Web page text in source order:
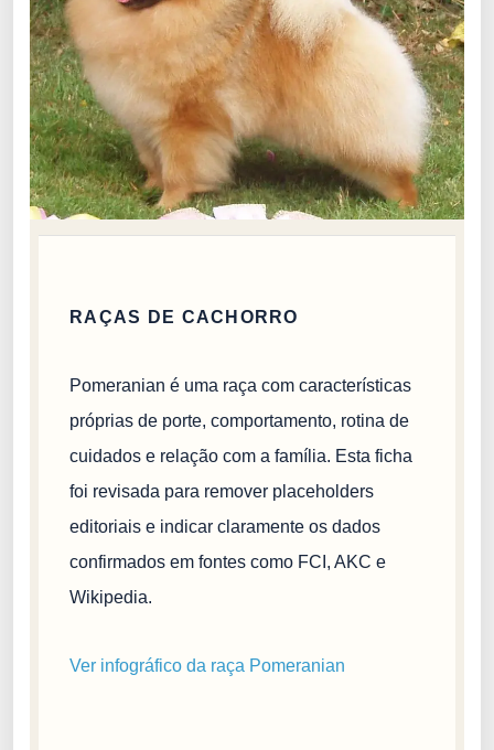
RAÇAS DE CACHORRO
Pomeranian é uma raça com características
próprias de porte, comportamento, rotina de
cuidados e relação com a família. Esta ficha
foi revisada para remover placeholders
editoriais e indicar claramente os dados
confirmados em fontes como FCI, AKC e
Wikipedia.
Ver infográfico da raça Pomeranian